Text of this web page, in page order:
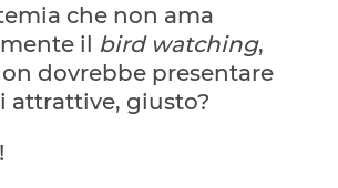
che non ama
il bird watching,
dovrebbe presentare
attrattive, giusto?